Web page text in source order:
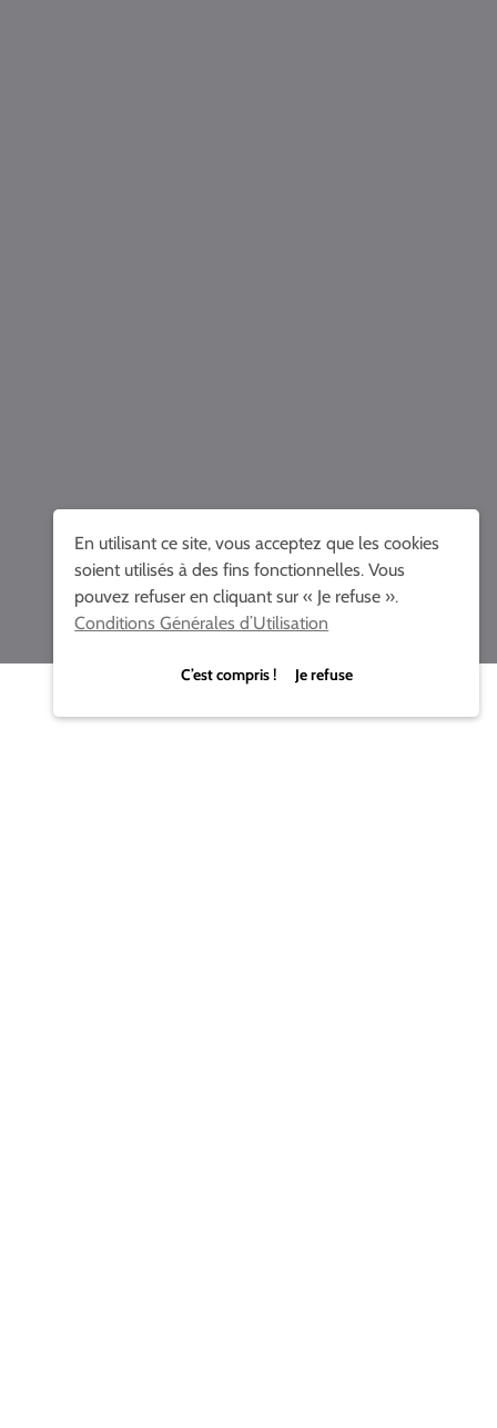
En utilisant ce site, vous acceptez que les cookies
soient utilisés à des fins fonctionnelles. Vous
pouvez refuser en cliquant sur « Je refuse ».
Conditions Générales d’Utilisation
C’est compris ! Je refuse